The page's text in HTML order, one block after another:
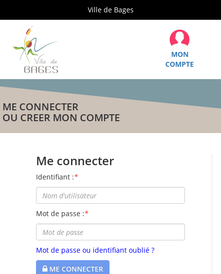
Ville de Bages
MON
COMPTE
ME CONNECTER
OU CREER MON COMPTE
Me connecter
Identifiant :*
Mot de passe :*
Mot de passe ou identifiant oublié ?
ME CONNECTER